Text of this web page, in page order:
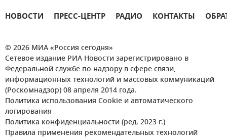
НОВОСТИ ПРЕСС-ЦЕНТР РАДИО КОНТАКТЫ
© 2026 МИА «Россия сегодня»
Сетевое издание РИА Новости зарегистрировано в
Федеральной службе по надзору в сфере связи,
информационных технологий и массовых коммуникаций
(Роскомнадзор) 08 апреля 2014 года.
Политика использования Cookie и автоматического
логирования
Политика конфиденциальности (ред. 2023 г.)
Правила применения рекомендательных технологий